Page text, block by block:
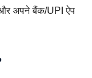
अपने बैंक/UPI ऐप